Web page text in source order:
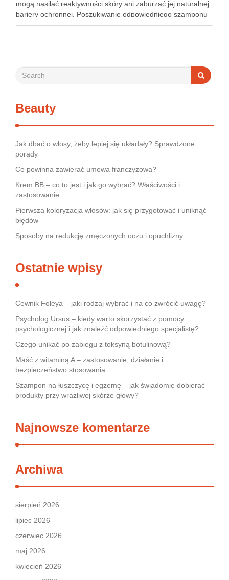
mogą nasilać reaktywności skóry ani zaburzać jej naturalnej
bariery ochronnej. Poszukiwanie odpowiedniego szamponu
bywa dla wielu pacjentów procesem długim i frustrującym, bo
Beauty
Jak dbać o włosy, żeby lepiej się układały? Sprawdzone
porady
Co powinna zawierać umowa franczyzowa?
Krem BB – co to jest i jak go wybrać? Właściwości i
zastosowanie
Pierwsza koloryzacja włosów: jak się przygotować i uniknąć
błędów
Sposoby na redukcję zmęczonych oczu i opuchlizny
Ostatnie wpisy
Cewnik Foleya – jaki rodzaj wybrać i na co zwrócić uwagę?
Psycholog Ursus – kiedy warto skorzystać z pomocy
psychologicznej i jak znaleźć odpowiedniego specjalistę?
Czego unikać po zabiegu z toksyną botulinową?
Maść z witaminą A – zastosowanie, działanie i
bezpieczeństwo stosowania
Szampon na łuszczycę i egzemę – jak świadomie dobierać
produkty przy wrażliwej skórze głowy?
Najnowsze komentarze
Archiwa
sierpień 2026
lipiec 2026
czerwiec 2026
maj 2026
kwiecień 2026